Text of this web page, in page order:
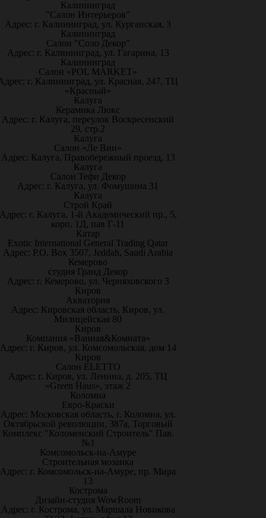
Калининград
"Салон Интерьеров"
Адрес: г. Калининград, ул. Курганская, 3
Калининград
Салон "Соло Декор"
Адрес: г. Калининград, ул. Гагарина, 13
Калининград
Салон «POL MARKET»
г. Калининград, ул. Красная, 247, ТЦ
«Красный»
Калуга
Керамика Люкс
Адрес: г. Калуга, переулок Воскресенский
29, стр.2
Калуга
Салон «Ле Вин»
Адрес: Калуга, Правобережный проезд, 13
Калуга
Салон Тефи Декор
Адрес: г. Калуга, ул. Фомушина 31
Калуга
Строй Край
г. Калуга, 1-й Академический пр., 5,
корп. 1Д, пав Г-11
Катар
Exotic International General Trading Qatar
Адрес: P.O. Box 3507, Jeddah, Saudi Arabia
Кемерово
студия Гранд Декор
Адрес: г. Кемерово, ул. Черняховского 3
Киров
Акватория
Адрес: Кировская область, Киров, ул.
Милицейская 80
Киров
Компания «Ванная&Комната»
Адрес: г. Киров, ул. Комсомольская, дом 14
Киров
Салон ELETTO
Адрес: г. Киров, ул. Ленина, д. 205, ТЦ
«Green Haus», этаж 2
Коломна
Евро-Краски
Адрес: Московская область, г. Коломна, ул.
Октябрьской революции, 387а, Торговый
Комплекс "Коломенский Строитель" Пав.
№1
Комсомольск-на-Амуре
Строительная мозаика
Адрес: г. Комсомольск-на-Амуре, пр. Мира
13
Кострома
Дизайн-студия WowRoom
Адрес: г. Кострома, ул. Маршала Новикова